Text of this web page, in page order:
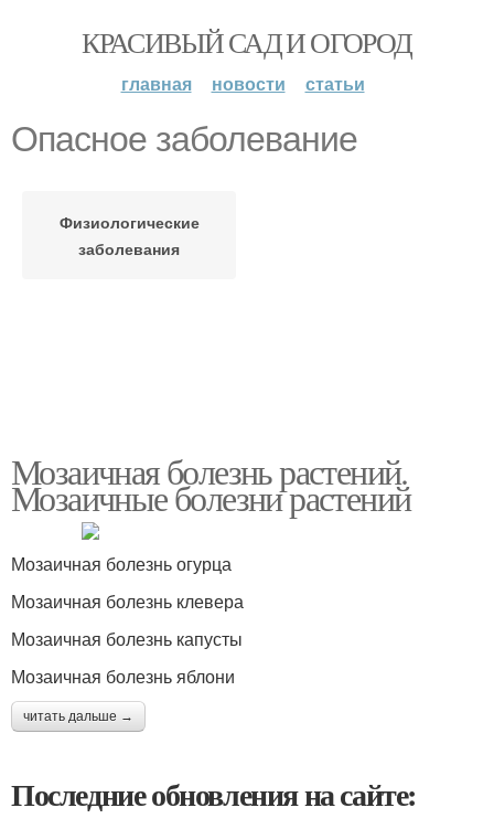
КРАСИВЫЙ САД И ОГОРОД
главная новости статьи
Опасное заболевание
Физиологические
заболевания
Мозаичная болезнь растений.
Мозаичные болезни растений
Мозаичная болезнь огурца
Мозаичная болезнь клевера
Мозаичная болезнь капусты
Мозаичная болезнь яблони
читать дальше →
Последние обновления на сайте: